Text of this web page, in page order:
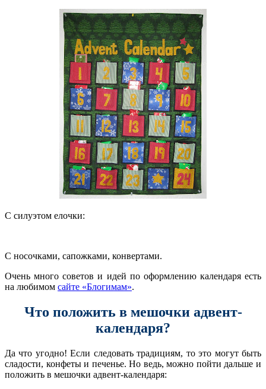
С силуэтом елочки:
С носочками, сапожками, конвертами.
Очень много советов и идей по оформлению календаря есть
на любимом сайте «Блогимам».
Что положить в мешочки адвент-
календаря?
Да что угодно! Если следовать традициям, то это могут быть
сладости, конфеты и печенье. Но ведь, можно пойти дальше и
положить в мешочки адвент-календаря: